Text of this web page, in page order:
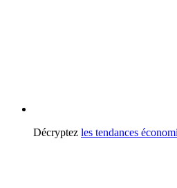
Décryptez les tendances